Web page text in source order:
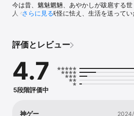
今は昔、魑魅魍魎、あやかしが跋扈する世
人々は悪しき妖怪に怯え、生活を送ってい
夜活動していた
めながら行われた
これは、彼ら妖怪退治屋による、妖怪と
■このゲームについて
このゲームは、妖怪退治屋として様々な
気に入ったキャラクターを育てるもよし
さらに見る
評価とレビュー
4.7
5段階評価中
神ゲー